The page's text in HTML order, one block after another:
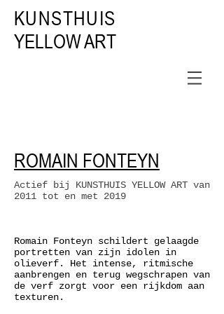
KUNSTHUIS
YELLOW ART
ROMAIN FONTEYN
Actief bij KUNSTHUIS YELLOW ART van
2011 tot en met 2019
Romain Fonteyn schildert gelaagde
portretten van zijn idolen in
olieverf. Het intense, ritmische
aanbrengen en terug wegschrapen van
de verf zorgt voor een rijkdom aan
texturen.